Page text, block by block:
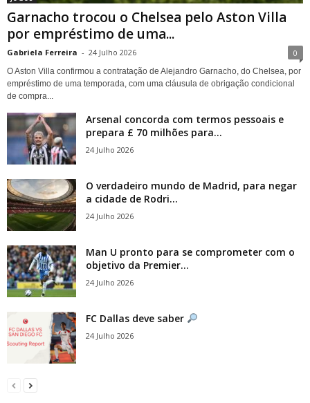
Garnacho trocou o Chelsea pelo Aston Villa
por empréstimo de uma...
Gabriela Ferreira - 24 Julho 2026 0
O Aston Villa confirmou a contratação de Alejandro Garnacho, do Chelsea, por
empréstimo de uma temporada, com uma cláusula de obrigação condicional
de compra...
Arsenal concorda com termos pessoais e
prepara £ 70 milhões para...
24 Julho 2026
O verdadeiro mundo de Madrid, para negar
a cidade de Rodri...
24 Julho 2026
Man U pronto para se comprometer com o
objetivo da Premier...
24 Julho 2026
FC Dallas deve saber
24 Julho 2026